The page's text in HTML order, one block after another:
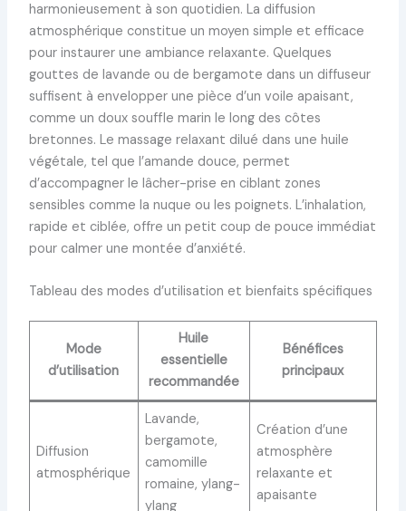
harmonieusement à son quotidien. La diffusion
atmosphérique constitue un moyen simple et efficace
pour instaurer une ambiance relaxante. Quelques
gouttes de lavande ou de bergamote dans un diffuseur
suffisent à envelopper une pièce d’un voile apaisant,
comme un doux souffle marin le long des côtes
bretonnes. Le massage relaxant dilué dans une huile
végétale, tel que l’amande douce, permet
d’accompagner le lâcher-prise en ciblant zones
sensibles comme la nuque ou les poignets. L’inhalation,
rapide et ciblée, offre un petit coup de pouce immédiat
pour calmer une montée d’anxiété.
Tableau des modes d’utilisation et bienfaits spécifiques
Mode
d’utilisation
Huile
essentielle
recommandée
Bénéfices
principaux
Diffusion
atmosphérique
Lavande,
bergamote,
camomille
romaine, ylang-
ylang
Création d’une
atmosphère
relaxante et
apaisante